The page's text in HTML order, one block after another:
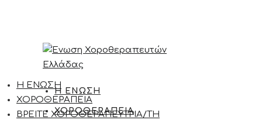
Η ΕΝΩΣΗ
ΧΟΡΟΘΕΡΑΠΕΙΑ
ΒΡΕΙΤΕ ΧΟΡΟΘΕΡΑΠΕΥΤΡΙΑ/ΤΗ
Η ΕΝΩΣΗ
ΧΟΡΟΘΕΡΑΠΕΙΑ